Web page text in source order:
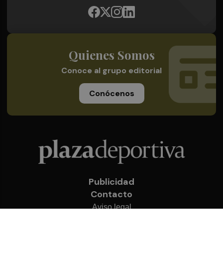
Quienes Somos
Conoce al grupo editorial
Conócenos
Publicidad
Contacto
Aviso legal